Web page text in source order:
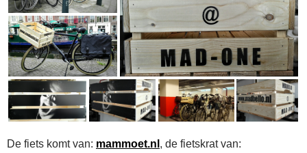
De fiets komt van: mammoet.nl , de fietskrat van: